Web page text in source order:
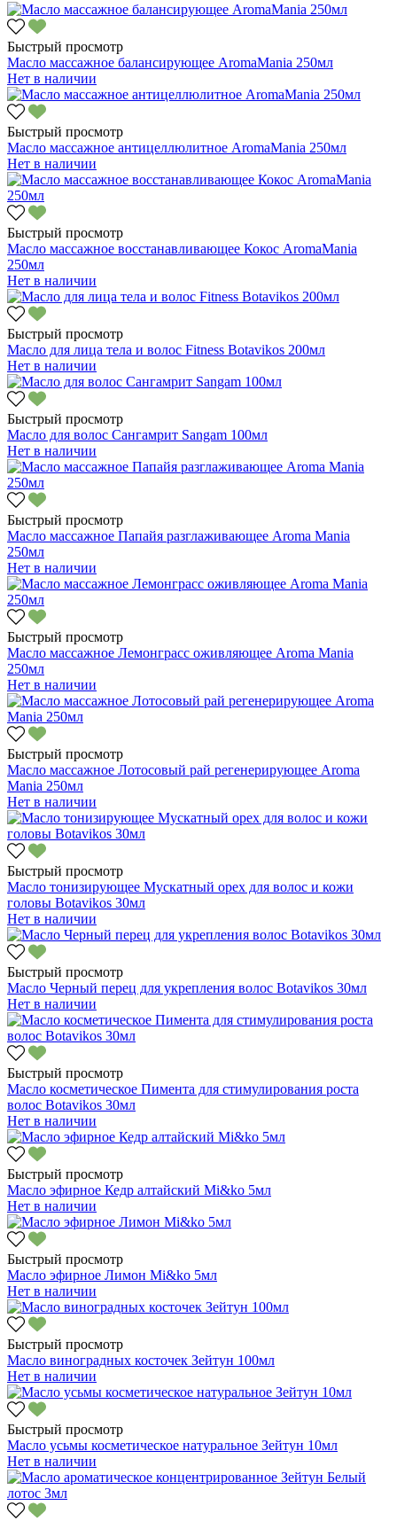
Быстрый просмотр
Масло массажное балансирующее AromaMania 250мл
Нет в наличии
Быстрый просмотр
Масло массажное антицеллюлитное AromaMania 250мл
Нет в наличии
Быстрый просмотр
Масло массажное восстанавливающее Кокос AromaMania
250мл
Нет в наличии
Быстрый просмотр
Масло для лица тела и волос Fitness Botavikos 200мл
Нет в наличии
Быстрый просмотр
Масло для волос Сангамрит Sangam 100мл
Нет в наличии
Быстрый просмотр
Масло массажное Папайя разглаживающее Aroma Mania
250мл
Нет в наличии
Быстрый просмотр
Масло массажное Лемонграсс оживляющее Aroma Mania
250мл
Нет в наличии
Быстрый просмотр
Масло массажное Лотосовый рай регенерирующее Aroma
Mania 250мл
Нет в наличии
Быстрый просмотр
Масло тонизирующее Мускатный орех для волос и кожи
головы Botavikos 30мл
Нет в наличии
Быстрый просмотр
Масло Черный перец для укрепления волос Botavikos 30мл
Нет в наличии
Быстрый просмотр
Масло косметическое Пимента для стимулирования роста
волос Botavikos 30мл
Нет в наличии
Быстрый просмотр
Масло эфирное Кедр алтайский Mi&ko 5мл
Нет в наличии
Быстрый просмотр
Масло эфирное Лимон Mi&ko 5мл
Нет в наличии
Быстрый просмотр
Масло виноградных косточек Зейтун 100мл
Нет в наличии
Быстрый просмотр
Масло усьмы косметическое натуральное Зейтун 10мл
Нет в наличии